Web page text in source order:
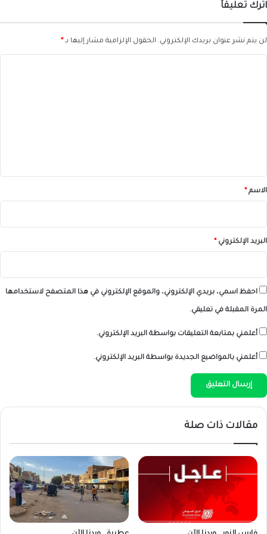
السريع
اترك تعليقاً
لن يتم نشر عنوان بريدك الإلكتروني. الحقول الإلزامية مشار إليها بـ*
*الاسم*
البريد الإلكتروني*
احفظ اسمي، بريدي الإلكتروني، والموقع الإلكتروني في هذا المتصفح لاستخدامها
المرة المقبلة في تعليقي.
أعلمني بمتابعة التعليقات بواسطة البريد الإلكتروني.
أعلمني بالمواضيع الجديدة بواسطة البريد الإلكتروني.
مقالات ذات صلة